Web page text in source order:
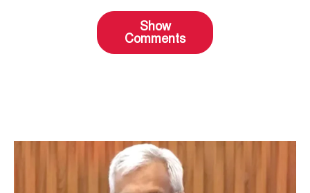
Show
Comments